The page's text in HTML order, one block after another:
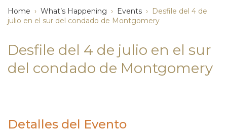
Home › What’s Happening › Events › Desfile del 4 de
julio en el sur del condado de Montgomery
Desfile del 4 de julio en el sur
del condado de Montgomery
Detalles del Evento